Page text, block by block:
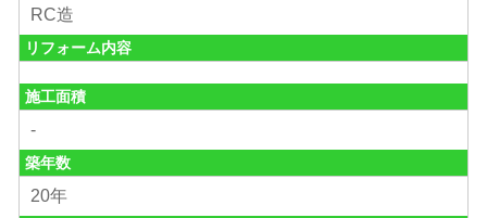
RC造
リフォーム内容
施工面積
-
築年数
20年